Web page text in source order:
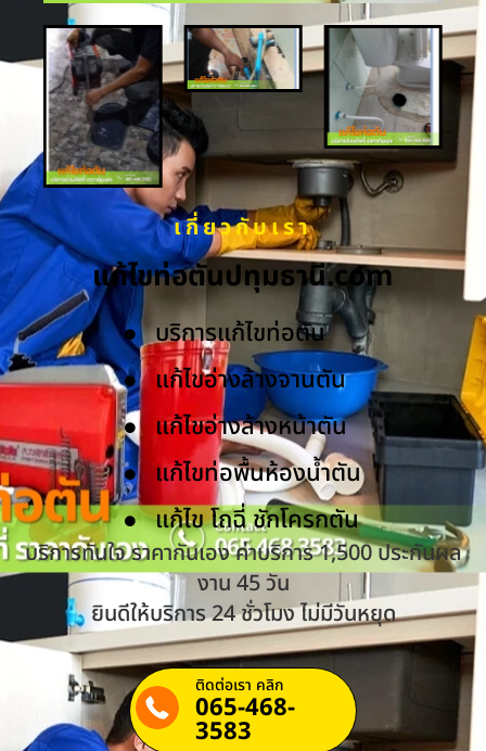
เกี่ยวกับเรา
แก้ไขท่อตันปทุมธานี.com
บริการแก้ไขท่อตัน
แก้ไขอ่างล้างจานตัน
แก้ไขอ่างล้างหน้าตัน
แก้ไขท่อพื้นห้องน้ำตัน
แก้ไข โถฉี่ ชักโครกตัน
บริการทันใจ ราคากันเอง ค่าบริการ 1,500 ประกันผล
งาน 45 วัน
ยินดีให้บริการ 24 ชั่วโมง ไม่มีวันหยุด
ติดต่อเรา คลิก
065-468-
3583